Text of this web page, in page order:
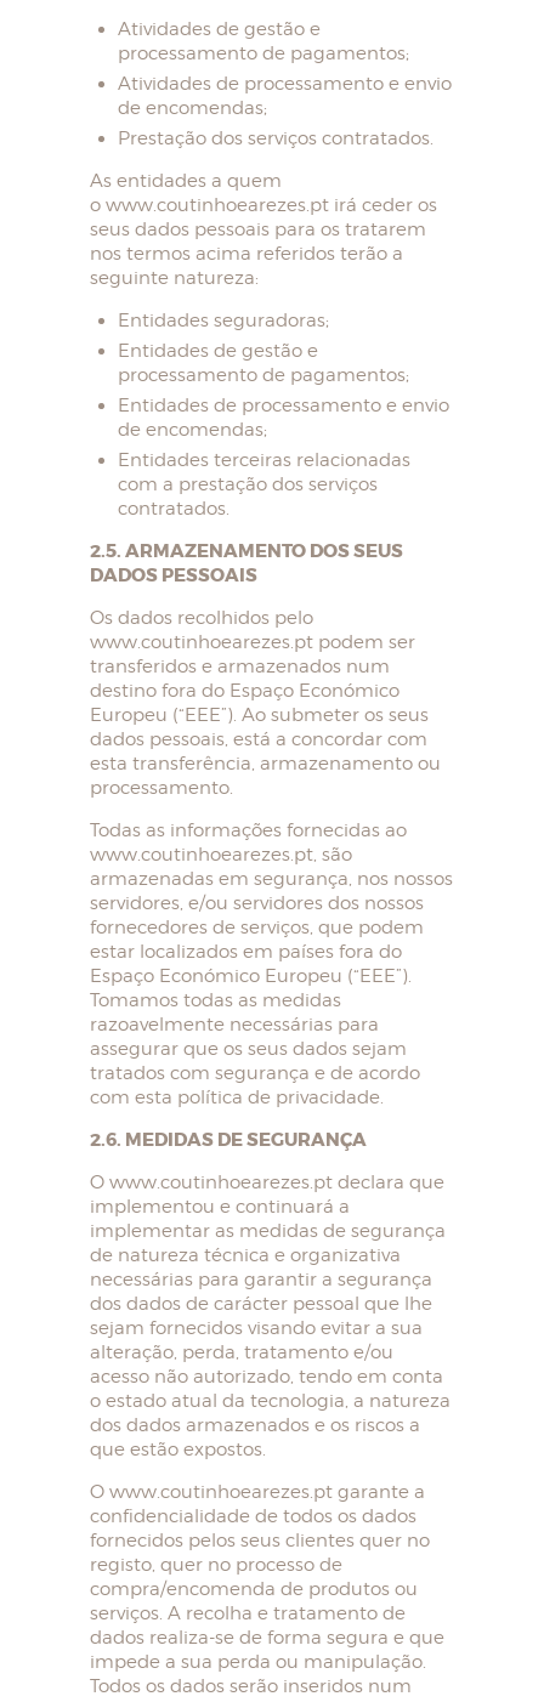
HOME
SOBRE NÓS
LOJA
BLOG
CONTACTOS
Atividades de gestão e
processamento de pagamentos;
Atividades de processamento e envio
de encomendas;
Prestação dos serviços contratados.
As entidades a quem
o www.coutinhoearezes.pt irá ceder os
seus dados pessoais para os tratarem
nos termos acima referidos terão a
seguinte natureza:
Entidades seguradoras;
Entidades de gestão e
processamento de pagamentos;
Entidades de processamento e envio
de encomendas;
Entidades terceiras relacionadas
com a prestação dos serviços
contratados.
2.5. ARMAZENAMENTO DOS SEUS
DADOS PESSOAIS
Os dados recolhidos pelo
www.coutinhoearezes.pt podem ser
transferidos e armazenados num
destino fora do Espaço Económico
Europeu (“EEE”). Ao submeter os seus
dados pessoais, está a concordar com
esta transferência, armazenamento ou
processamento.
Todas as informações fornecidas ao
www.coutinhoearezes.pt, são
armazenadas em segurança, nos nossos
servidores, e/ou servidores dos nossos
fornecedores de serviços, que podem
estar localizados em países fora do
Espaço Económico Europeu (“EEE”).
Tomamos todas as medidas
razoavelmente necessárias para
assegurar que os seus dados sejam
tratados com segurança e de acordo
com esta política de privacidade.
2.6. MEDIDAS DE SEGURANÇA
O www.coutinhoearezes.pt declara que
implementou e continuará a
implementar as medidas de segurança
de natureza técnica e organizativa
necessárias para garantir a segurança
dos dados de carácter pessoal que lhe
sejam fornecidos visando evitar a sua
alteração, perda, tratamento e/ou
acesso não autorizado, tendo em conta
o estado atual da tecnologia, a natureza
dos dados armazenados e os riscos a
que estão expostos.
O www.coutinhoearezes.pt garante a
confidencialidade de todos os dados
fornecidos pelos seus clientes quer no
registo, quer no processo de
compra/encomenda de produtos ou
serviços. A recolha e tratamento de
dados realiza-se de forma segura e que
impede a sua perda ou manipulação.
Todos os dados serão inseridos num